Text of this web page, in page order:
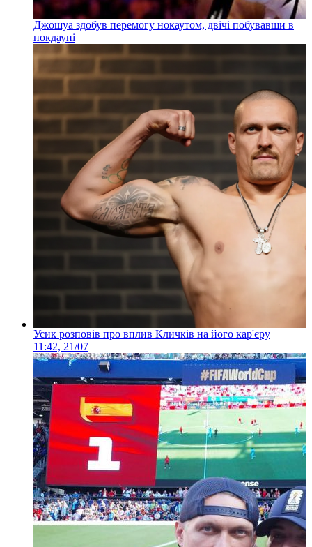
Джошуа здобув перемогу нокаутом, двічі побувавши в
нокдауні
Усик розповів про вплив Кличків на його кар'єру
11:42, 21/07